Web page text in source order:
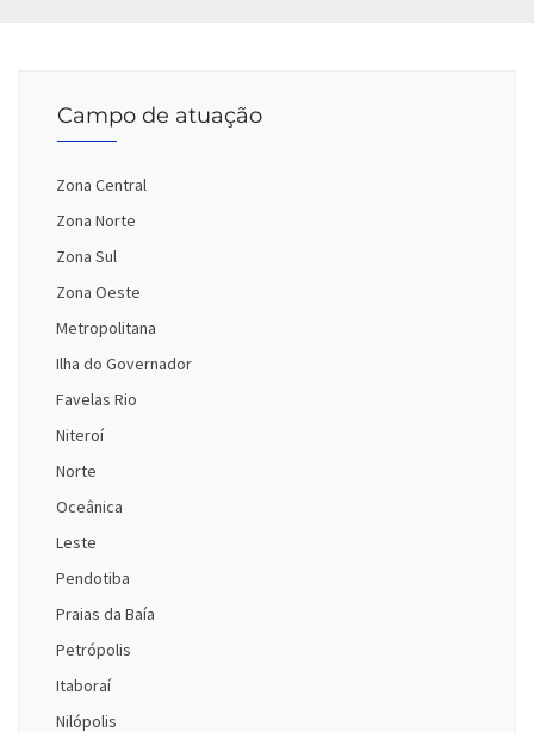
Campo de atuação
Zona Central
Zona Norte
Zona Sul
Zona Oeste
Metropolitana
Ilha do Governador
Favelas Rio
Niteroí
Norte
Oceânica
Leste
Pendotiba
Praias da Baía
Petrópolis
Itaboraí
Nilópolis